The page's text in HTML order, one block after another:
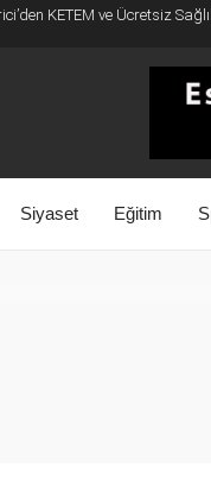
KETEM ve Ücretsiz
Siyaset Eğitim